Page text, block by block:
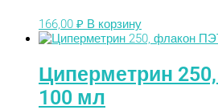
166,00 ₽ В корзину
Циперметрин
100 мл